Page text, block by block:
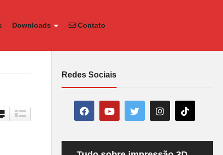
Downloads Contato
Redes Sociais